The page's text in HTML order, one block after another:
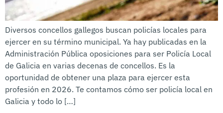
Diversos concellos gallegos buscan policías locales para
ejercer en su término municipal. Ya hay publicadas en la
Administración Pública oposiciones para ser Policía Local
de Galicia en varias decenas de concellos. Es la
oportunidad de obtener una plaza para ejercer esta
profesión en 2026. Te contamos cómo ser policía local en
Galicia y todo lo […]